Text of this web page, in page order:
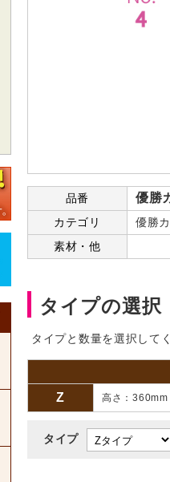
品番 優勝
カテゴリ
優勝
素材・他
タイプの選択
タイプと数量を選択して
Z 高さ：
タイプ